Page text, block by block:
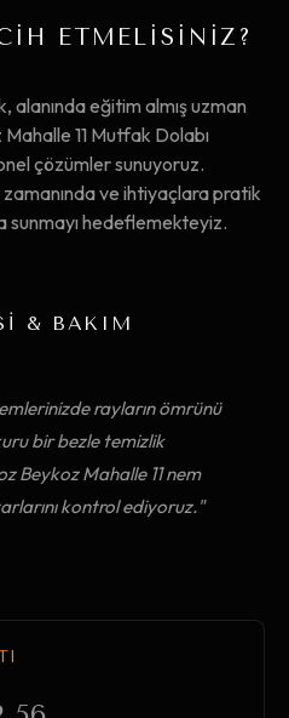
ETMELİSİNİZ?
eğitim almış uzman
11 Mutfak Dolabı
çözümler sunuyoruz.
ve ihtiyaçlara pratik
hedeflemekteyiz.
& BAKIM
rayların ömrünü
bir bezle temizlik
Beykoz Mahalle 11 nem
kontrol ediyoruz."